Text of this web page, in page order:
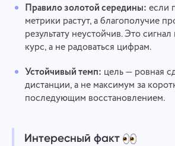
Правило золотой середины: если
метрики растут, а благополучие
результату неустойчив. Это
курс, а не радоваться цифрам.
Устойчивый темп: цель — ровная
дистанции, а не максимум за
последующим восстановлением.
Интересный факт